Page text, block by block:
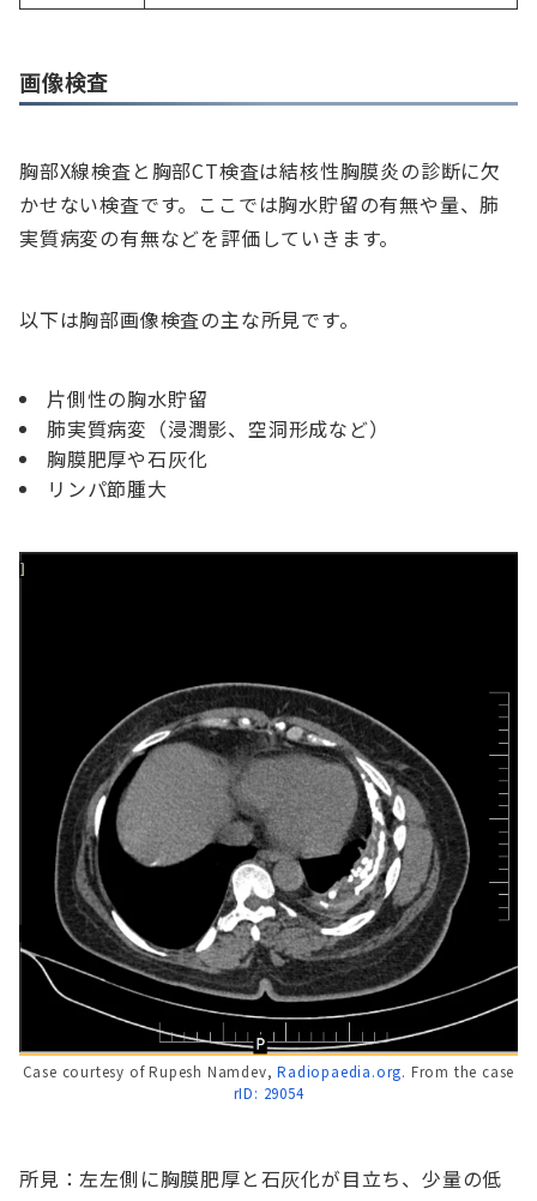
画像検査
胸部X線検査と胸部CT検査は結核性胸膜炎の診断に欠
かせない検査です。ここでは胸水貯留の有無や量、肺
実質病変の有無などを評価していきます。
以下は胸部画像検査の主な所見です。
片側性の胸水貯留
肺実質病変（浸潤影、空洞形成など）
胸膜肥厚や石灰化
リンパ節腫大
Case courtesy of Rupesh Namdev,Radiopaedia.org. From the case
rID: 29054
所見：左左側に胸膜肥厚と石灰化が目立ち、少量の低